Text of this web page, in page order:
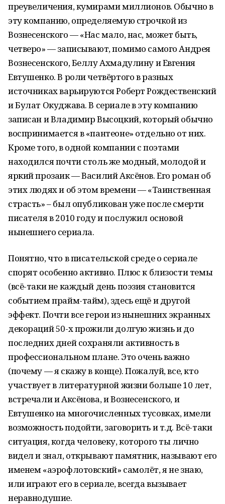
преувеличения, кумирами миллионов. Обычно в
эту компанию, определяемую строчкой из
Вознесенского — «Нас мало, нас, может быть,
четверо» — записывают, помимо самого Андрея
Вознесенского, Беллу Ахмадулину и Евгения
Евтушенко. В роли четвёртого в разных
источниках варьируются Роберт Рождественский
и Булат Окуджава. В сериале в эту компанию
записан и Владимир Высоцкий, который обычно
воспринимается в «пантеоне» отдельно от них.
Кроме того, в одной компании с поэтами
находился почти столь же модный, молодой и
яркий прозаик — Василий Аксёнов. Его роман об
этих людях и об этом времени — «Таинственная
страсть» – был опубликован уже после смерти
писателя в 2010 году и послужил основой
нынешнего сериала.
Понятно, что в писательской среде о сериале
спорят особенно активно. Плюс к близости темы
(всё-таки не каждый день поэзия становится
событием прайм-тайм), здесь ещё и другой
эффект. Почти все герои из нынешних экранных
декораций 50-х прожили долгую жизнь и до
последних дней сохраняли активность в
профессиональном плане. Это очень важно
(почему — я скажу в конце). Пожалуй, все, кто
участвует в литературной жизни больше 10 лет,
встречали и Аксёнова, и Вознесенского, и
Евтушенко на многочисленных тусовках, имели
возможность подойти, заговорить и т.д. Всё-таки
ситуация, когда человеку, которого ты лично
видел и знал, открывают памятник, называют его
именем «аэрофлотовский» самолёт, я не знаю,
или играют его в сериале, всегда вызывает
неравнодушие.